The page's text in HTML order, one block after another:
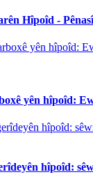
Hîpoîd -
yên hîpoîd:
hîpoîd: